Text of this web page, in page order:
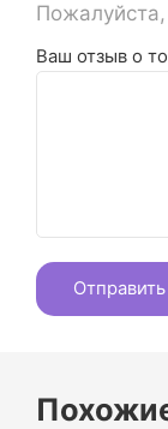
Ваш отзыв о